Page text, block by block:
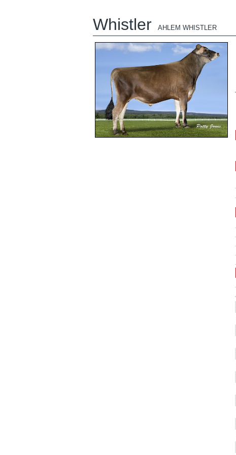
Whistler AHLEM WHISTLER